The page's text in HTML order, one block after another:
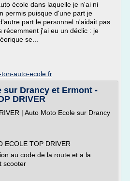
école dans laquelle je n'ai ni
permis puisque d'une part je
part le personnel n'aidait pas
récemment j'ai eu un déclic : je
se...
auto-ecole.fr
sur Drancy et Ermont -
DRIVER
| Auto Moto Ecole sur Drancy
ECOLE TOP DRIVER
au code de la route et a la
scooter